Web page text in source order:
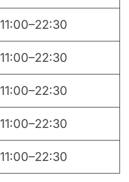
11:00–22:30
11:00–22:30
11:00–22:30
11:00–22:30
11:00–22:30